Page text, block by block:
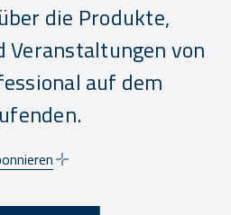
die Produkte,
Veranstaltungen von
auf dem